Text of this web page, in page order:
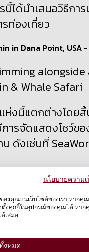
นี้ได้นำเสนอวิธีก
ท่องเที่ยว
alongside
& Whale Safari
งนี้แตกต่างโดยสิ้
ารจัดแสดงโชว์ข
ดังเช่นที่
การชมว
ทางตอนใต้ของเ
ลมาในธรรมชาติ
นของชุมชนในกา
นโยบายความ
องคุณบนเว็บไซต์ของเรา หากคุ
ตั้งคุกกี้ในอุปกรณ์ของคุณได้ หาก
เสมอ
งหมด